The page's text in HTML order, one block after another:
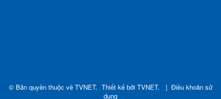
© Bản quyền thuộc về TVNET. Thiết kế bởi TVNET. | Điều khoản sử
dụng